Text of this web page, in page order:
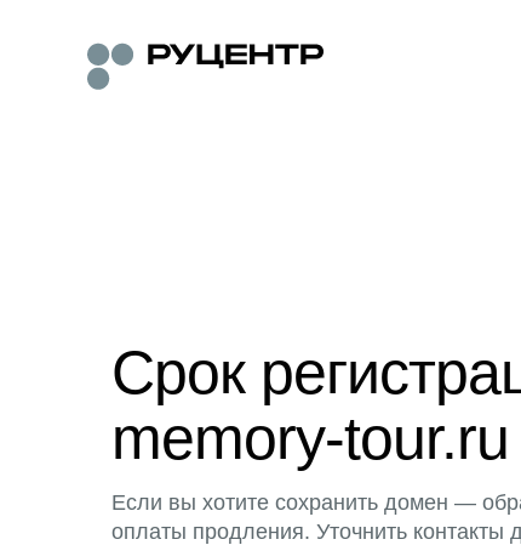
Срок
memory-tour.ru
Если вы хотите сохранить домен —
оплаты продления. Уточнить контакты